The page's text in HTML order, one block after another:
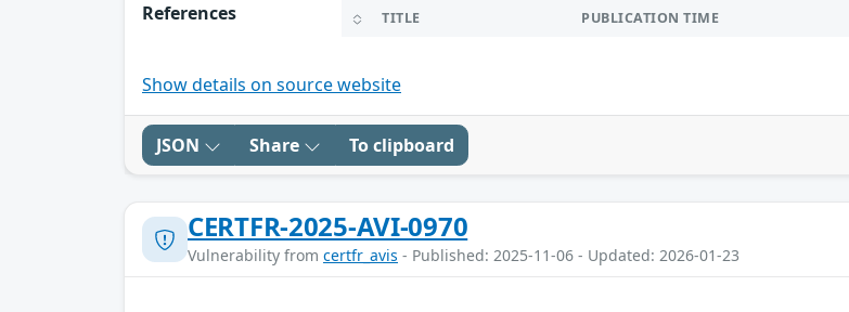
References TITLE PUBLICATION TIME
Show details on source website
JSON Share To clipboard
CERTFR-2025-AVI-0970
Vulnerability from certfr_avis - Published: 2025-11-06 - Updated: 2026-01-23